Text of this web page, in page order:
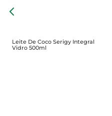
receitas variadas. A sua
para a elaboração de
Leite De Coco Serigy Integral
Vidro 500ml